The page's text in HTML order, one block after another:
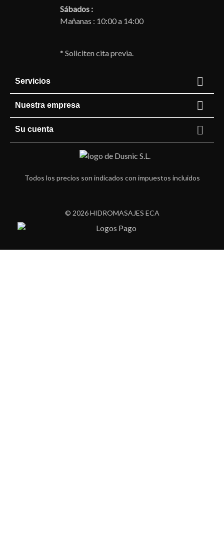
Sábados :
Mañanas : 10:00 a 14:00
* Soliciten cita previa.
Servicios 
Nuestra empresa 
Su cuenta 
Todos los precios son indicados con impuestos incluidos
© 2026 HIDROMASAJES ECA